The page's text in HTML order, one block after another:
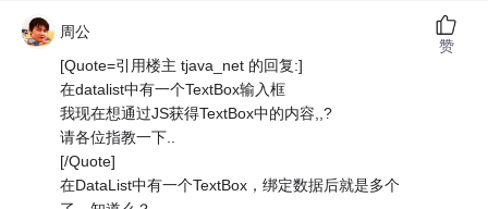
周公
[Quote=引用楼主 tjava_net 的回复:]
在datalist中有一个TextBox输入框
我现在想通过JS获得TextBox中的内容,,?
请各位指教一下..
[/Quote]
在DataList中有一个TextBox，绑定数据后就是多个
赞